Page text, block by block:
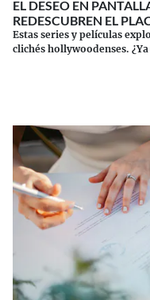
EL DESEO EN
REDESCUBREN EL
Estas series y películas
clichés hollywoodenses.